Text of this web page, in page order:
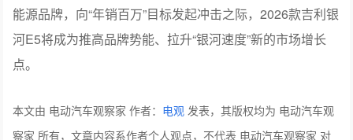
能源品牌，向“年销百万”目标发起冲击之际，2026款吉利银
河E5将成为推高品牌势能、拉升“银河速度”新的市场增长
点。
本文由 电动汽车观察家 作者： 电观 发表，其版权均为 电动汽车观
察家 所有，文章内容系作者个人观点，不代表 电动汽车观察家 对